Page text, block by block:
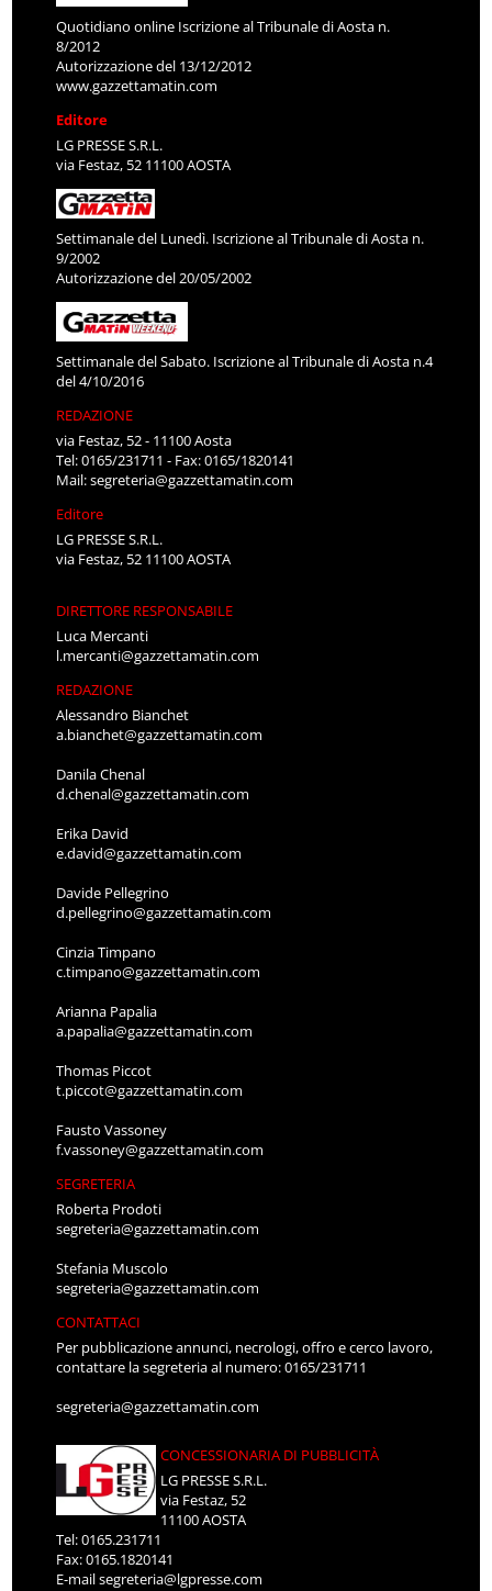
Quotidiano online Iscrizione al Tribunale di Aosta n.
8/2012
Autorizzazione del 13/12/2012
www.gazzettamatin.com
Editore
LG PRESSE S.R.L.
via Festaz, 52 11100 AOSTA
Settimanale del Lunedì. Iscrizione al Tribunale di Aosta n.
9/2002
Autorizzazione del 20/05/2002
Settimanale del Sabato. Iscrizione al Tribunale di Aosta n.4
del 4/10/2016
REDAZIONE
via Festaz, 52 - 11100 Aosta
Tel: 0165/231711 - Fax: 0165/1820141
Mail:segreteria@gazzettamatin.com
Editore
LG PRESSE S.R.L.
via Festaz, 52 11100 AOSTA
DIRETTORE RESPONSABILE
Luca Mercanti
l.mercanti@gazzettamatin.com
REDAZIONE
Alessandro Bianchet
a.bianchet@gazzettamatin.com
Danila Chenal
d.chenal@gazzettamatin.com
Erika David
e.david@gazzettamatin.com
Davide Pellegrino
d.pellegrino@gazzettamatin.com
Cinzia Timpano
c.timpano@gazzettamatin.com
Arianna Papalia
a.papalia@gazzettamatin.com
Thomas Piccot
t.piccot@gazzettamatin.com
Fausto Vassoney
f.vassoney@gazzettamatin.com
SEGRETERIA
Roberta Prodoti
segreteria@gazzettamatin.com
Stefania Muscolo
segreteria@gazzettamatin.com
CONTATTACI
Per pubblicazione annunci, necrologi, offro e cerco lavoro,
contattare la segreteria al numero: 0165/231711
segreteria@gazzettamatin.com
CONCESSIONARIA DI PUBBLICITÀ
LG PRESSE S.R.L.
via Festaz, 52
11100 AOSTA
Tel: 0165.231711
Fax: 0165.1820141
E-mailsegreteria@lgpresse.com